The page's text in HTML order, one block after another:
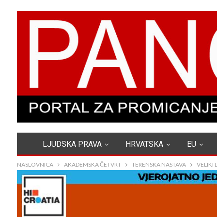
LJUDSKA PRAVA HRVATSKA EU
NASLOVNICA AKADEMSKA ČETVRT TERENSKA NASTAVA VELIKI